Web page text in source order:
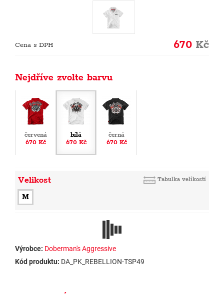
Cena s DPH 670 Kč
Nejdříve zvolte barvu
červená
670 Kč
bílá
670 Kč
černá
670 Kč
Velikost Tabulka velikostí
M
Výrobce: Doberman's Aggressive
Kód produktu: DA_PK_REBELLION-TSP49